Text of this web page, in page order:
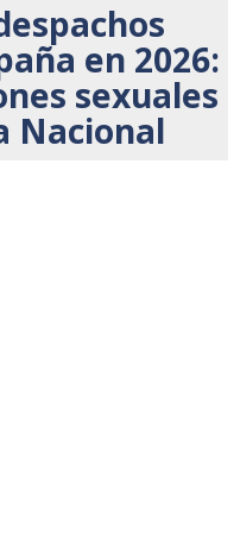
en 2026:
sexuales
Nacional